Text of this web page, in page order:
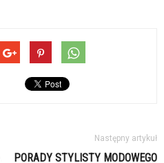
Następny artykuł
PORADY STYLISTY MODOWEGO